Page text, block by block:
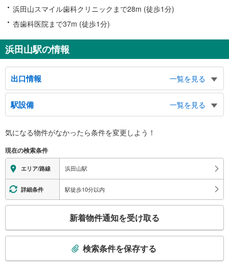
浜田山スマイル歯科クリニックまで28m (徒歩1分)
杏歯科医院まで37m (徒歩1分)
浜田山駅の情報
出口情報
一覧を見る
出口
バスのりば、すぎ丸（杉並区南北バス）
駅設備
一覧を見る
※段差なしでの移動経路
地上⇔改札⇔ホーム：○
エレベータ
・ホーム⇔改札
・改札⇔地上（バス乗り場方面）
トイレ
その他
・点字案内（券売機・運賃表・階段手すり）
気になる物件がなかったら条件を変更しよう！
現在の検索条件
エリア/路線 浜田山駅
詳細条件 駅徒歩10分以内
検
新着物件通知を受け取る
検索条件を保存する